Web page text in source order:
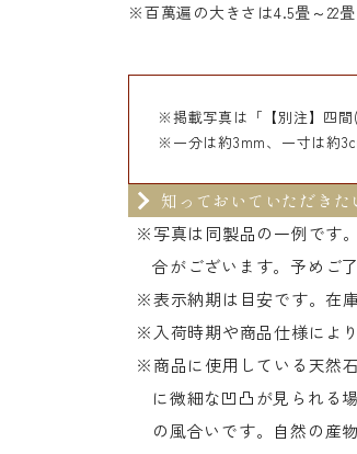
※百萬遍の大きさは4.5畳～22
※掲載写真は「【別注】四間
※一分は約3mm、一寸は約
知っておいていただきた
※写真は同製品の一例です
合がございます。予めご
※表示納期は目安です。在
※入荷時期や商品仕様によ
※商品に使用している天然
に微細な凹凸が見られる
の風合いです。自然の産